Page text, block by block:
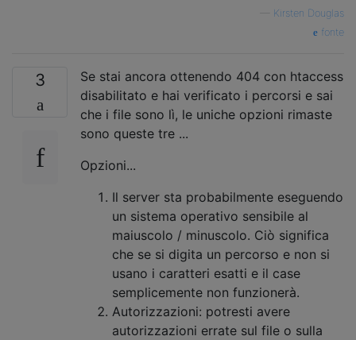
Kirsten Douglas
fonte
3
Se stai ancora ottenendo 404 con htaccess
disabilitato e hai verificato i percorsi e sai
che i file sono lì, le uniche opzioni rimaste
sono queste tre ...
Opzioni...
Il server sta probabilmente eseguendo
un sistema operativo sensibile al
maiuscolo / minuscolo. Ciò significa
che se si digita un percorso e non si
usano i caratteri esatti e il case
semplicemente non funzionerà.
Autorizzazioni: potresti avere
autorizzazioni errate sul file o sulla